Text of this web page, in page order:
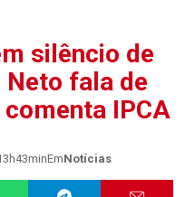
silêncio de
Neto fala de
IPCA
EmNotícias